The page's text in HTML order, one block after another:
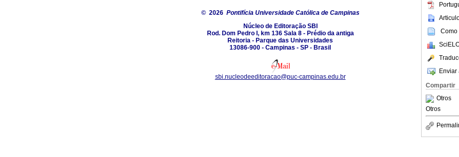
Como
Enviar
Compartir
Otros
Otros
© 2026 Pontifícia Universidade Católica de Campinas
Núcleo de Editoração SBI
Rod. Dom Pedro I, km 136 Sala 8 - Prédio da antiga
Reitoria - Parque das Universidades
13086-900 - Campinas - SP - Brasil
sbi.nucleodeeditoracao@puc-campinas.edu.br